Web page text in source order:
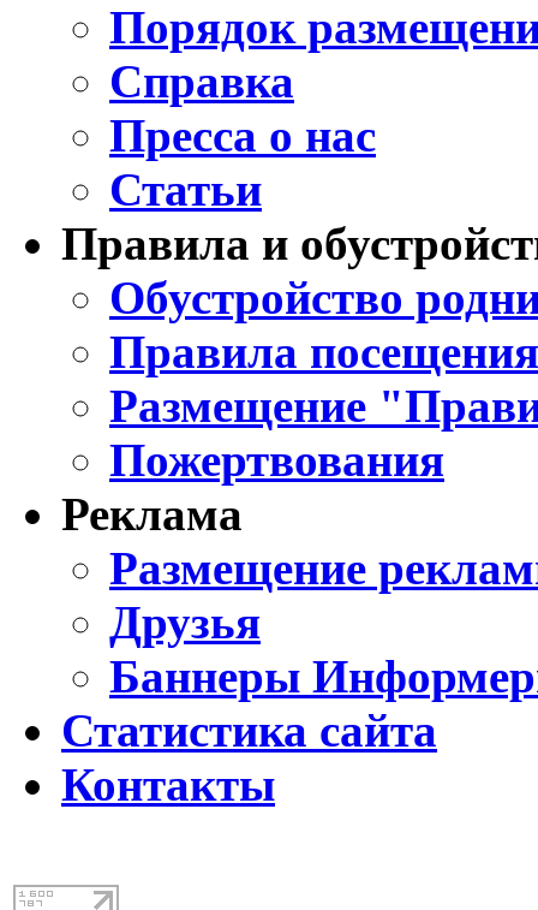
Порядок
Справка
Пресса о нас
Статьи
Правила и
Обустройство
Правила
Размещение
Пожертвования
Реклама
Размещение
Друзья
Баннеры
Статистика сайта
Контакты